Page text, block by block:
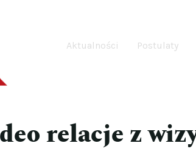
Aktualności Postulaty
relacje z